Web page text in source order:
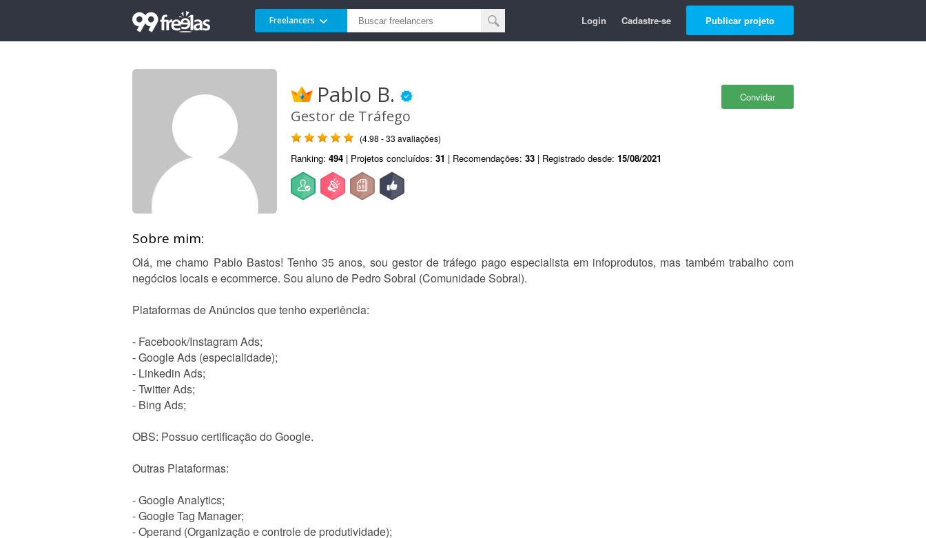
Freelancers Login Cadastre-se Publicar projeto
Convidar
Pablo B.
Gestor de Tráfego
(4.98 - 33 avaliações)
Ranking: 494 | Projetos concluídos: 31 | Recomendações: 33 | Registrado desde: 15/08/2021
Sobre mim:
Olá, me chamo Pablo Bastos! Tenho 35 anos, sou gestor de tráfego pago especialista em infoprodutos, mas também trabalho com
negócios locais e ecommerce. Sou aluno de Pedro Sobral (Comunidade Sobral).
Plataformas de Anúncios que tenho experiência:
- Facebook/Instagram Ads;
- Google Ads (especialidade);
- Linkedin Ads;
- Twitter Ads;
- Bing Ads;
OBS: Possuo certificação do Google.
Outras Plataformas:
- Google Analytics;
- Google Tag Manager;
- Operand (Organização e controle de produtividade);